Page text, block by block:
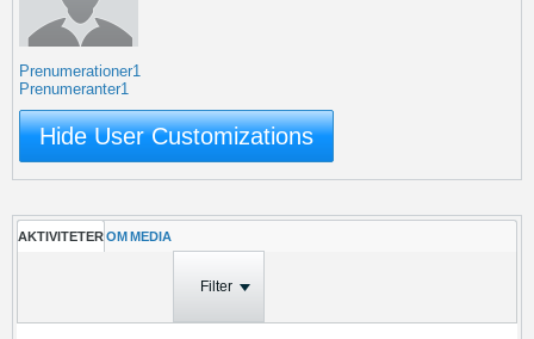
Prenumerationer1
Prenumeranter1
Hide User Customizations
AKTIVITETER OM MEDIA
Filter